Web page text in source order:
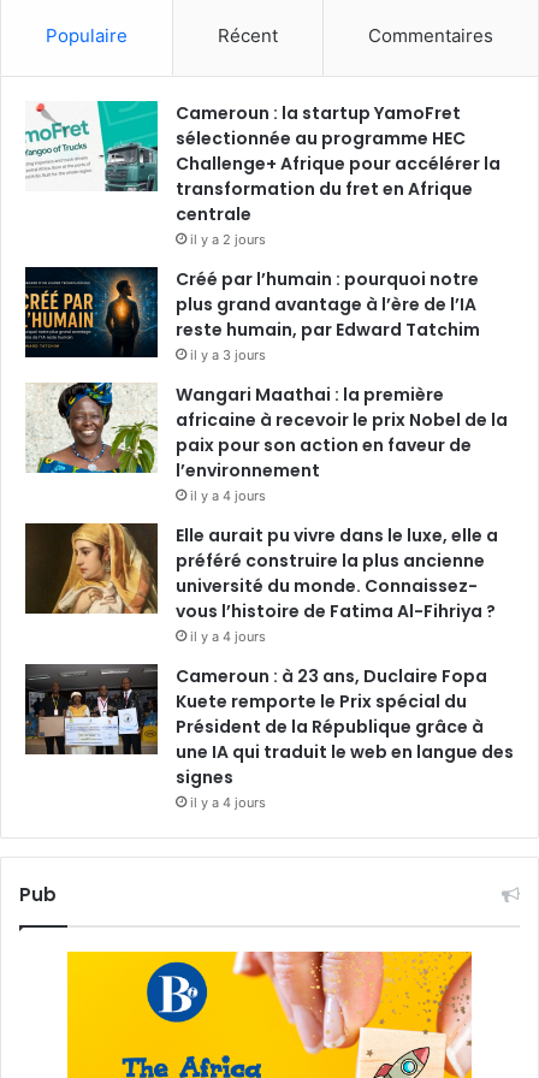
b
o
o
e
d
u
b
a
g
m
Populaire Récent Commentaires
Cameroun : la startup YamoFret
sélectionnée au programme HEC
Challenge+ Afrique pour accélérer la
transformation du fret en Afrique
centrale
il y a 2 jours
Créé par l’humain : pourquoi notre
plus grand avantage à l’ère de l’IA
reste humain, par Edward Tatchim
il y a 3 jours
Wangari Maathai : la première
africaine à recevoir le prix Nobel de la
paix pour son action en faveur de
l’environnement
il y a 4 jours
Elle aurait pu vivre dans le luxe, elle a
préféré construire la plus ancienne
université du monde. Connaissez-
vous l’histoire de Fatima Al-Fihriya ?
il y a 4 jours
Cameroun : à 23 ans, Duclaire Fopa
Kuete remporte le Prix spécial du
Président de la République grâce à
une IA qui traduit le web en langue des
signes
il y a 4 jours
Pub